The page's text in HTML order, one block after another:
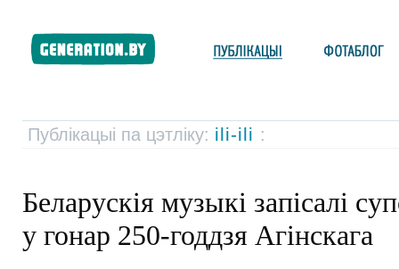
Публікацыі па цэтліку: іli-ili :
Беларускія музыкі запісалі
у гонар 250-годдзя Агінскага